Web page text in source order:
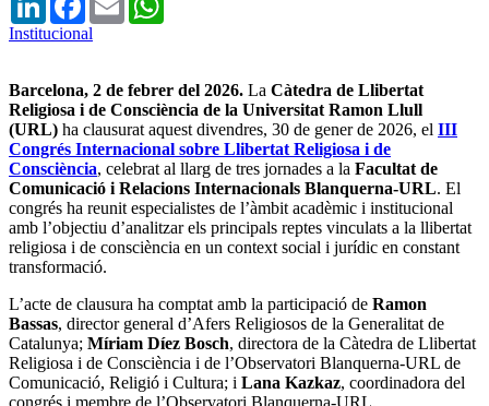
Institucional
Barcelona, 2 de febrer del 2026. La Càtedra de Llibertat
Religiosa i de Consciència de la Universitat Ramon Llull
(URL) ha clausurat aquest divendres, 30 de gener de 2026, el III
Congrés Internacional sobre Llibertat Religiosa i de
Consciència, celebrat al llarg de tres jornades a la Facultat de
Comunicació i Relacions Internacionals Blanquerna-URL. El
congrés ha reunit especialistes de l’àmbit acadèmic i institucional
amb l’objectiu d’analitzar els principals reptes vinculats a la llibertat
religiosa i de consciència en un context social i jurídic en constant
transformació.
L’acte de clausura ha comptat amb la participació de Ramon
Bassas, director general d’Afers Religiosos de la Generalitat de
Catalunya; Míriam Díez Bosch, directora de la Càtedra de Llibertat
Religiosa i de Consciència i de l’Observatori Blanquerna-URL de
Comunicació, Religió i Cultura; i Lana Kazkaz, coordinadora del
congrés i membre de l’Observatori Blanquerna-URL.